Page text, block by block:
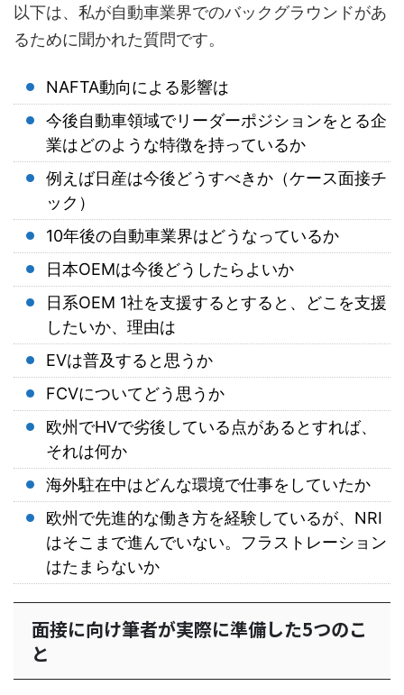
以下は、私が自動車業界でのバックグラウンドがあ
るために聞かれた質問です。
NAFTA動向による影響は
今後自動車領域でリーダーポジションをとる企
業はどのような特徴を持っているか
例えば日産は今後どうすべきか（ケース面接チ
ック）
10年後の自動車業界はどうなっているか
日本OEMは今後どうしたらよいか
日系OEM 1社を支援するとすると、どこを支援
したいか、理由は
EVは普及すると思うか
FCVについてどう思うか
欧州でHVで劣後している点があるとすれば、
それは何か
海外駐在中はどんな環境で仕事をしていたか
欧州で先進的な働き方を経験しているが、 NRI
はそこまで進んでいない。フラストレーション
はたまらないか
面接に向け筆者が実際に準備した5つのこ
と